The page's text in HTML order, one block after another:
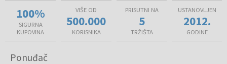
100%
SIGURNA
KUPOVINA
VIŠE OD
500.000
KORISNIKA
PRISUTNI NA
5
TRŽIŠTA
USTANOVLJEN
2012.
GODINE
Ponuđač